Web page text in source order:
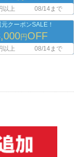
以上 08/14まで
元クーポンSALE！
円OFF
以上 08/14まで